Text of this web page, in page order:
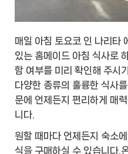
매일 아침 토요코 인 나리타
있는 홈메이드 아침 식사로
함 여부를 미리 확인해 주시
다양한 종류의 훌륭한 식사
문에 언제든지 편리하게 매
니다.
원할 때마다 언제든지 숙소
식을 구매하실 수 있습니다.